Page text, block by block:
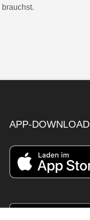
APP-DOWNLOAD